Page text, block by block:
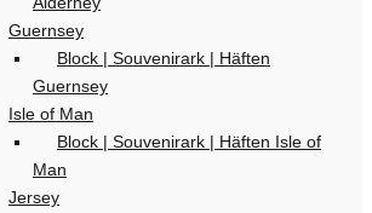
Guernsey
Block | Souvenirark | Häften
Guernsey
Isle of Man
Block | Souvenirark | Häften Isle of
Man
Jersey